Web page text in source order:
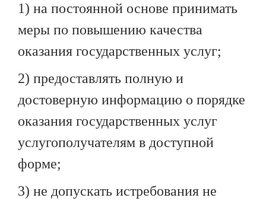
1) на постоянной основе принимать
меры по повышению качества
оказания государственных услуг;
2) предоставлять полную и
достоверную информацию о порядке
оказания государственных услуг
услугополучателям в доступной
форме;
3) не допускать истребования не